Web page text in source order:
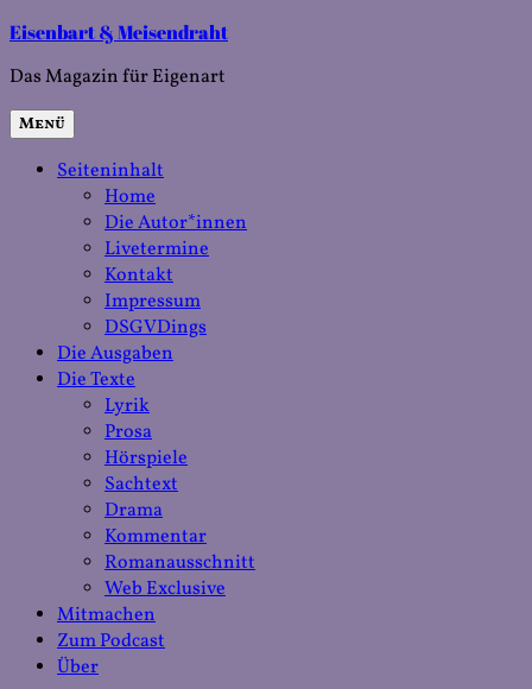
Zum
springen
Eisenbart & Meisendraht
Das Magazin für Eigenart
Menü
Seiteninhalt
Home
Die Autor*innen
Livetermine
Kontakt
Impressum
DSGVDings
Die Ausgaben
Die Texte
Lyrik
Prosa
Hörspiele
Sachtext
Drama
Kommentar
Romanausschnitt
Web Exclusive
Mitmachen
Zum Podcast
Über